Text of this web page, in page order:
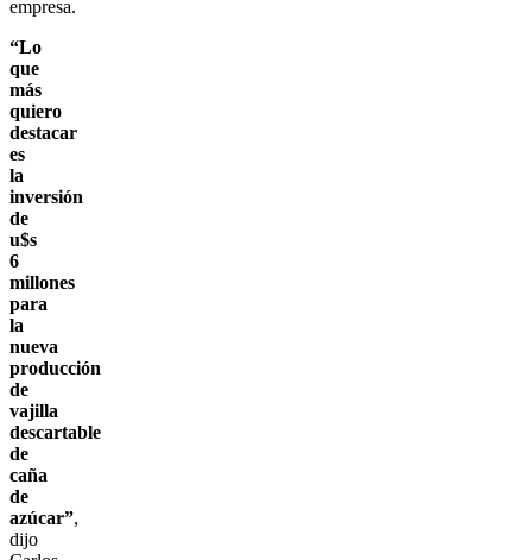
empresa.
“Lo
que
más
quiero
destacar
es
la
inversión
de
u$s
6
millones
para
la
nueva
producción
de
vajilla
descartable
de
caña
de
azúcar”,
dijo